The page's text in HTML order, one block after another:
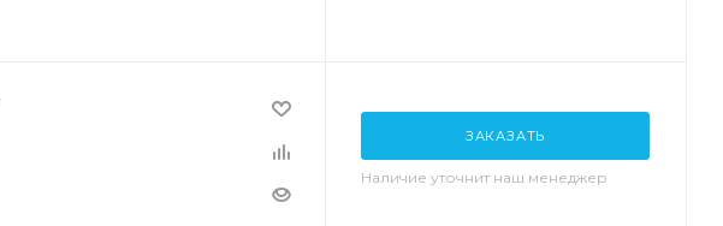
ЗАКАЗАТЬ
Наличие уточнит наш менеджер